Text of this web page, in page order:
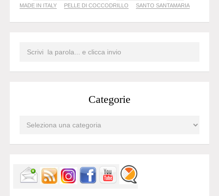
MADE IN ITALY
PELLE DI COCCODRILLO SANTO SANTAMARIA
Categorie